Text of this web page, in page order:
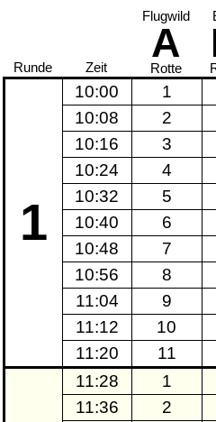
Runde Zeit
Flugwild
A
Rotte
1
10:00 1
10:08
2
10:16
3
10:24
4
10:32
5
10:40
6
10:48
7
10:56
8
11:04
9
11:12
10
11:20
11
11:28 1
11:36
2